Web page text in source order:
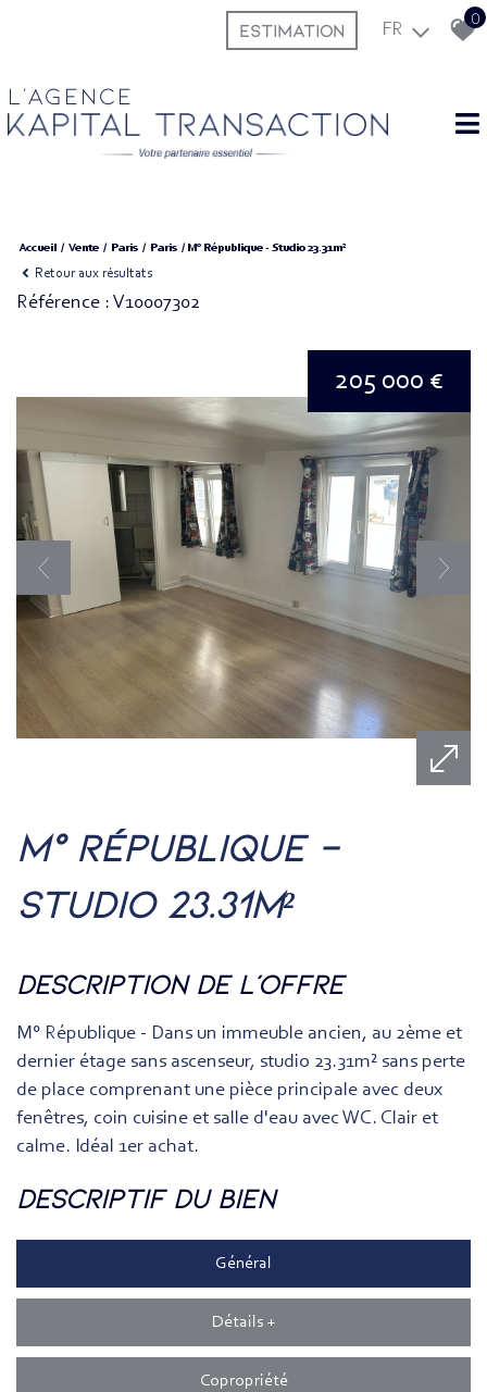
ESTIMATION FR
0
L'agence
Accueil Vente Paris Paris M° République - Studio 23.31m²
Retour aux résultats
Référence : V10007302
205 000 €
m° république -
studio 23.31m²
description de l'offre
M° République - Dans un immeuble ancien, au 2ème et
dernier étage sans ascenseur, studio 23.31m² sans perte
de place comprenant une pièce principale avec deux
fenêtres, coin cuisine et salle d'eau avec WC. Clair et
calme. Idéal 1er achat.
descriptif du bien
Général
Détails +
Copropriété